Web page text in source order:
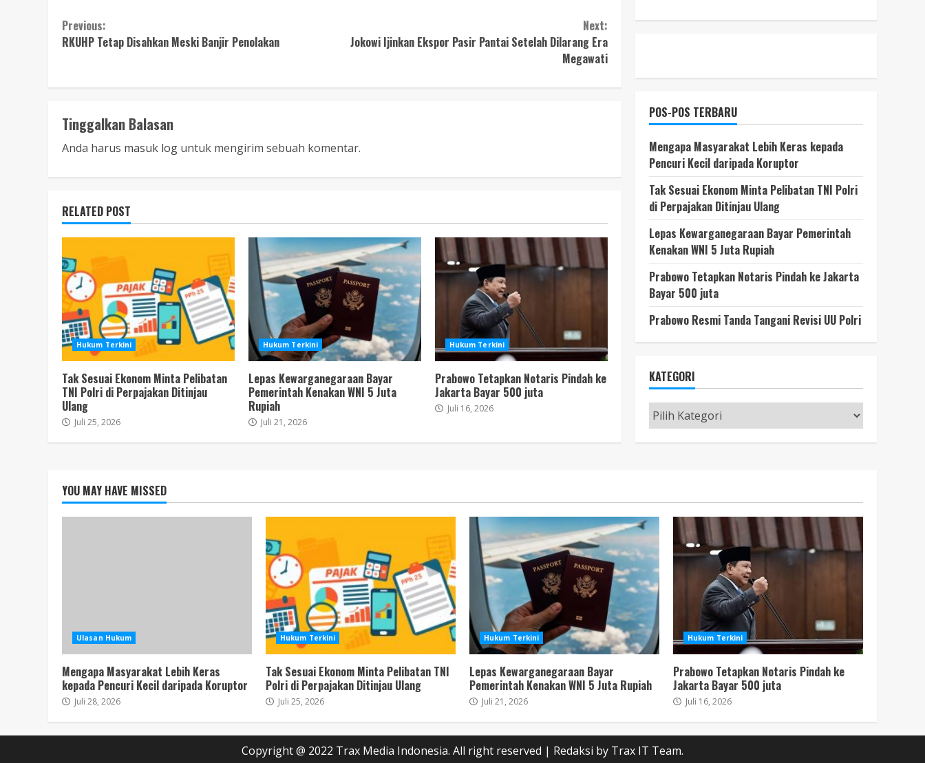
Continue
Reading
Previous:
RKUHP Tetap Disahkan Meski Banjir Penolakan
Next:
Jokowi Ijinkan Ekspor Pasir Pantai Setelah Dilarang Era
Megawati
Tinggalkan Balasan
Anda harus masuk log untuk mengirim sebuah komentar.
RELATED POST
Hukum Terkini
Tak Sesuai Ekonom Minta Pelibatan
TNI Polri di Perpajakan Ditinjau
Ulang
Juli 25, 2026
Hukum Terkini
Lepas Kewarganegaraan Bayar
Pemerintah Kenakan WNI 5 Juta
Rupiah
Juli 21, 2026
Hukum Terkini
Prabowo Tetapkan Notaris Pindah ke
Jakarta Bayar 500 juta
Juli 16, 2026
POS-POS TERBARU
Mengapa Masyarakat Lebih Keras kepada
Pencuri Kecil daripada Koruptor
Tak Sesuai Ekonom Minta Pelibatan TNI Polri
di Perpajakan Ditinjau Ulang
Lepas Kewarganegaraan Bayar Pemerintah
Kenakan WNI 5 Juta Rupiah
Prabowo Tetapkan Notaris Pindah ke Jakarta
Bayar 500 juta
Prabowo Resmi Tanda Tangani Revisi UU Polri
KATEGORI
Kategori
YOU MAY HAVE MISSED
Ulasan Hukum
Mengapa Masyarakat Lebih Keras
kepada Pencuri Kecil daripada Koruptor
Juli 28, 2026
Hukum Terkini
Tak Sesuai Ekonom Minta Pelibatan TNI
Polri di Perpajakan Ditinjau Ulang
Juli 25, 2026
Hukum Terkini
Lepas Kewarganegaraan Bayar
Pemerintah Kenakan WNI 5 Juta Rupiah
Juli 21, 2026
Hukum Terkini
Prabowo Tetapkan Notaris Pindah ke
Jakarta Bayar 500 juta
Juli 16, 2026
Copyright @ 2022 Trax Media Indonesia. All right reserved | Redaksi by Trax IT Team.